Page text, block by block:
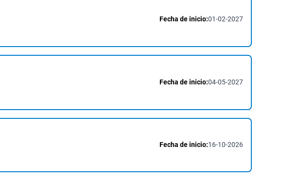
Fecha de inicio:01-02-2027
Fecha de inicio:04-05-2027
Fecha de inicio:16-10-2026